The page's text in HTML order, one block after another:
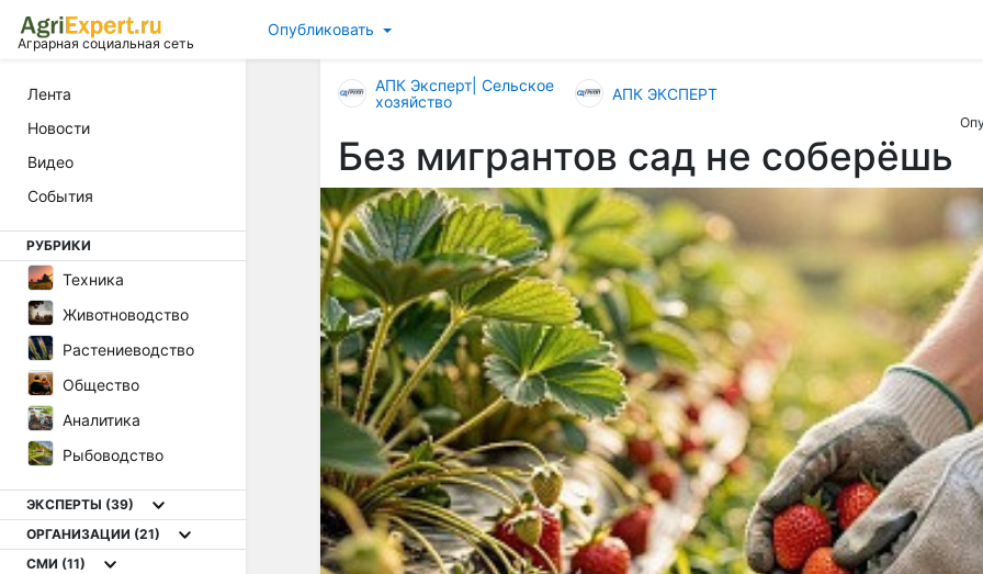
Аграрная социальная сеть
Опубликовать
Лента
Новости
Видео
События
РУБРИКИ
Техника
Животноводство
Растениеводство
Общество
Аналитика
Рыбоводство
ЭКСПЕРТЫ (39)
ОРГАНИЗАЦИИ (21)
СМИ (11)
АПК Эксперт| Сельское
хозяйство
АПК ЭКСПЕРТ
Без мигрантов сад не соберёшь